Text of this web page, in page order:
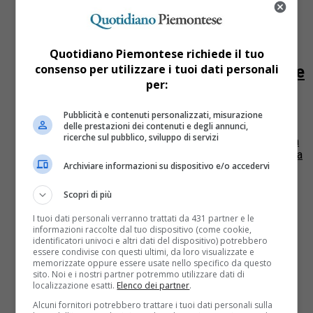
Torna a lavorare a 72 anni dopo che
l’Inps gli revoca la pensione ma
cade da un ponteggio, morto
La procura di Vercelli ha aperto un procedimento per la
morte di Giuseppe Sciutto, operaio edile di Alessandria
morto il 4 agosto del 2019, a seguito...
Quotidiano Piemontese richiede il tuo
consenso per utilizzare i tuoi dati personali
per:
Pubblicità e contenuti personalizzati, misurazione
delle prestazioni dei contenuti e degli annunci,
ricerche sul pubblico, sviluppo di servizi
Archiviare informazioni su dispositivo e/o accedervi
Scopri di più
I tuoi dati personali verranno trattati da 431 partner e le
informazioni raccolte dal tuo dispositivo (come cookie,
identificatori univoci e altri dati del dispositivo) potrebbero
essere condivise con questi ultimi, da loro visualizzate e
memorizzate oppure essere usate nello specifico da questo
sito. Noi e i nostri partner potremmo utilizzare dati di
localizzazione esatti. Elenco dei partner.
Alcuni fornitori potrebbero trattare i tuoi dati personali sulla